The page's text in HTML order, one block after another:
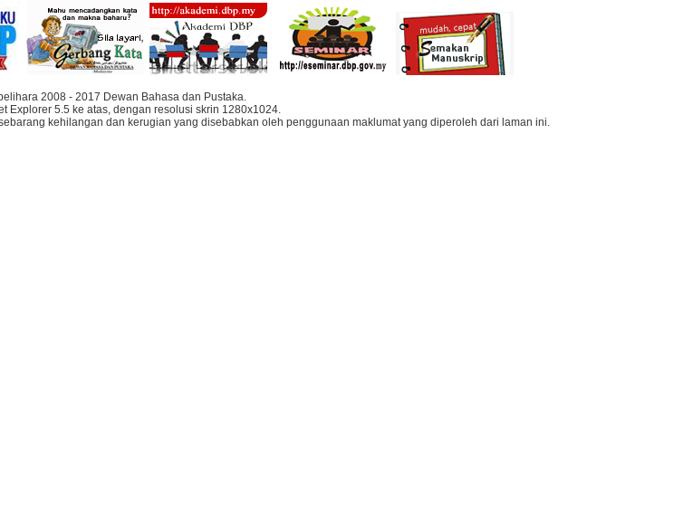
2008 - 2017 Dewan Bahasa dan Pustaka.
Explorer 5.5 ke atas, dengan resolusi skrin 1280x1024.
kehilangan dan kerugian yang disebabkan oleh penggunaan maklumat yang diperoleh dari laman ini.